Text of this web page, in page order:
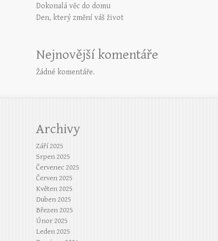
Dokonalá věc do domu
Den, který změní váš život
Nejnovější komentáře
Žádné komentáře.
Archivy
Září 2025
Srpen 2025
Červenec 2025
Červen 2025
Květen 2025
Duben 2025
Březen 2025
Únor 2025
Leden 2025